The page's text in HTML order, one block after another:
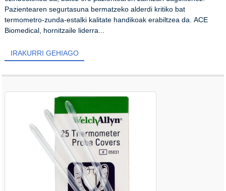
Pazientearen segurtasuna bermatzeko alderdi kritiko bat
termometro-zunda-estalki kalitate handikoak erabiltzea da. ACE
Biomedical, hornitzaile liderra...
IRAKURRI GEHIAGO